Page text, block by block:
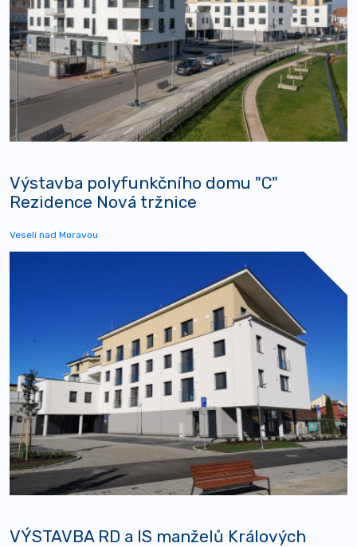
Výstavba polyfunkčního domu "C"
Rezidence Nová tržnice
Veselí nad Moravou
VÝSTAVBA RD a IS manželů Králových